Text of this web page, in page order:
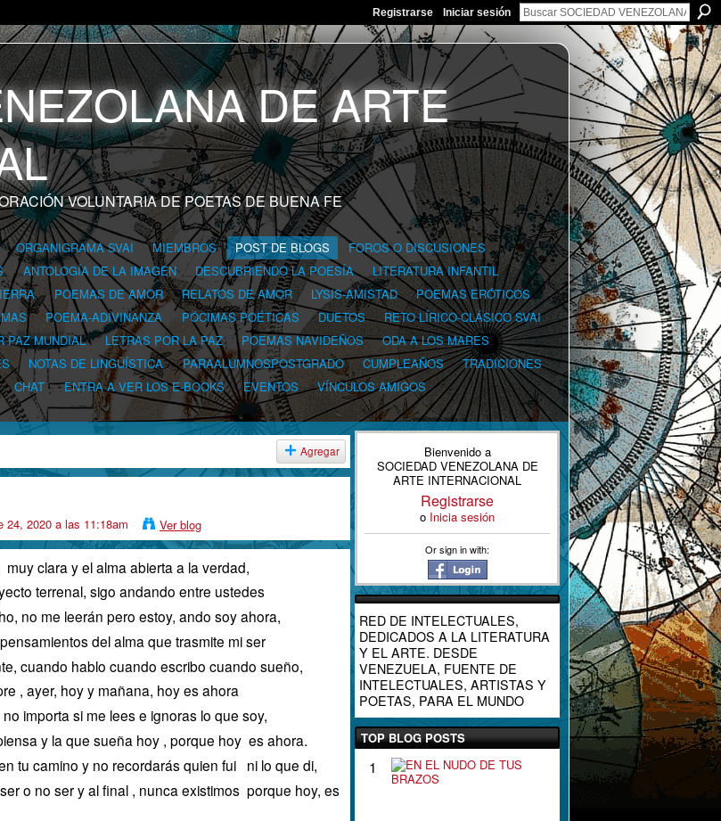
Registrarse Iniciar sesión
VOLUNTARIA DE POETAS DE BUENA FE
ORGANIGRAMA SVAI MIEMBROS POST DE BLOGS
FOROS O DISCUSIONES
ANTOLOGÍA DE LA IMAGEN DESCUBRIENDO LA POESÍA
LITERATURA INFANTIL
POEMAS DE AMOR RELATOS DE AMOR LYSIS-AMISTAD
POEMAS ERÓTICOS
POEMA-ADIVINANZA PÓCIMAS POÉTICAS DUETOS
RETO LÍRICO-CLÁSICO SVAI
PAZ MUNDIAL LETRAS POR LA PAZ POEMAS NAVIDEÑOS
ODA A LOS MARES
NOTAS DE LINGÜÍSTICA PARAALUMNOSPOSTGRADO CUMPLEAÑOS
TRADICIONES
CHAT ENTRA A VER LOS E-BOOKS EVENTOS
VÍNCULOS AMIGOS
Agregar
24, 2020 a las 11:18am Ver blog
clara y el alma abierta a la verdad,
terrenal, sigo andando entre ustedes
no me leerán pero estoy, ando soy ahora,
del alma que trasmite mi ser
cuando hablo cuando escribo cuando sueño,
, ayer, hoy y mañana, hoy es ahora
importa si me lees e ignoras lo que soy,
y la que sueña hoy , porque hoy es ahora.
tu camino y no recordarás quien fui ni lo que di,
o no ser y al final , nunca existimos porque hoy, es
Bienvenido a
SOCIEDAD VENEZOLANA DE
ARTE INTERNACIONAL
Registrarse
o Inicia sesión
Or sign in with:
RED DE INTELECTUALES,
DEDICADOS A LA LITERATURA
Y EL ARTE. DESDE
VENEZUELA, FUENTE DE
INTELECTUALES, ARTISTAS Y
POETAS, PARA EL MUNDO
TOP BLOG POSTS
1